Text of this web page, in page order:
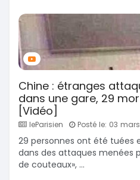
Chine : étranges
dans une gare, 29
[Vidéo]
leParisien Posté le: 03
29 personnes ont été tuées
dans des attaques menées
de couteaux», ...